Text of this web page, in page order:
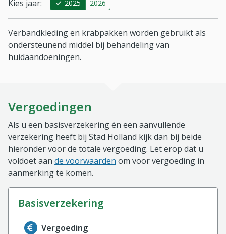
Kies jaar: 2025 2026
Verbandkleding en krabpakken worden gebruikt als
ondersteunend middel bij behandeling van
huidaandoeningen.
Vergoedingen
Als u een basisverzekering én een aanvullende
verzekering heeft bij Stad Holland kijk dan bij beide
hieronder voor de totale vergoeding. Let erop dat u
voldoet aan de voorwaarden om voor vergoeding in
aanmerking te komen.
basisverzekering
Informatie over de vergoeding van de
Vergoeding